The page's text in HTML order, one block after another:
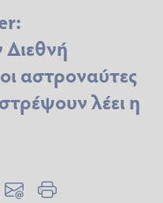
αστροναύτες
λέει η